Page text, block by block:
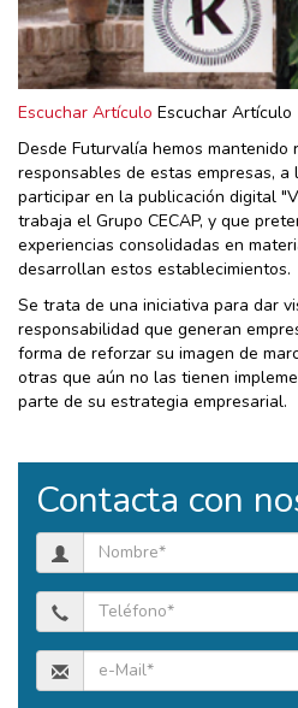
Escuchar Artículo Escuchar Artículo
Desde Futurvalía hemos mantenido
responsables de estas empresas,
participar en la publicación digital
trabaja el Grupo CECAP, y que
experiencias consolidadas en
desarrollan estos establecimientos.
Se trata de una iniciativa para dar
responsabilidad que generan
forma de reforzar su imagen de
otras que aún no las tienen
parte de su estrategia empresarial.
Contacta con